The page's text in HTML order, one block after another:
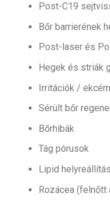
Post-C19
Bőr barrierének
Post-laser és
Hegek és striák
Irritációk /
Sérült bőr
Bőrhibák
Tág pórusok
Lipid helyreállítás
Rozácea (felnőtt